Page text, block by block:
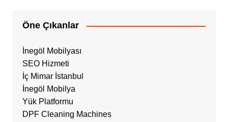
Öne Çıkanlar
İnegöl Mobilyası
SEO Hizmeti
İç Mimar İstanbul
İnegöl Mobilya
Yük Platformu
DPF Cleaning Machines